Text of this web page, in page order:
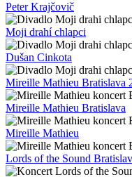
Peter Krajčovič
Moji drahí chlapci
Dušan Cinkota
Mireille Mathieu Bratislava
Mireille Mathieu Bratislava
Mireille Mathieu
Lords of the Sound